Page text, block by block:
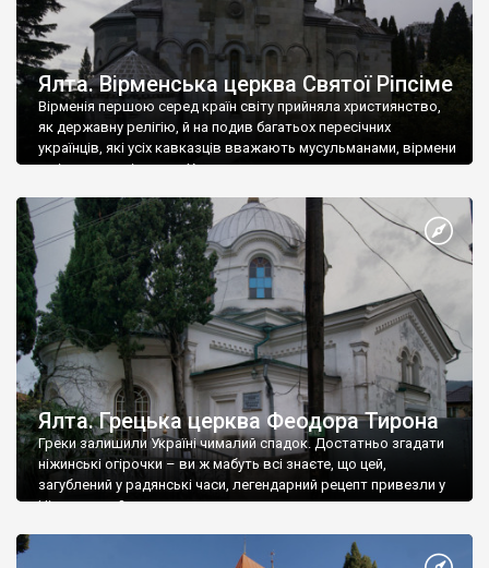
Ялта. Вірменська церква Святої Ріпсіме
Вірменія першою серед країн світу прийняла християнство,
як державну релігію, й на подив багатьох пересічних
українців, які усіх кавказців вважають мусульманами, вірмени
є відданими вірянами Христа
Ялта. Грецька церква Феодора Тирона
Греки залишили Україні чималий спадок. Достатньо згадати
ніжинські огірочки – ви ж мабуть всі знаєте, що цей,
загублений у радянські часи, легендарний рецепт привезли у
Ніжин греки?